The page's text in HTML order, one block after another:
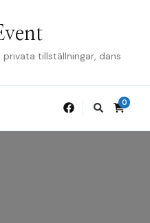
privata tillställningar, dans
0